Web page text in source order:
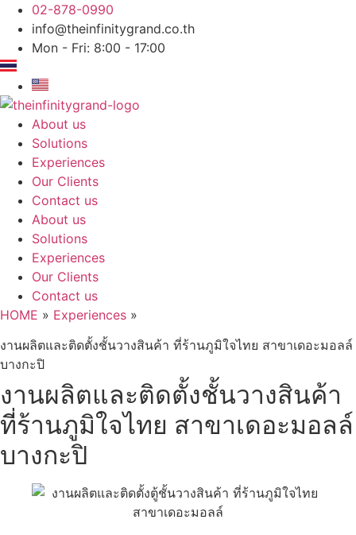
Skip
content
02-878-0990
info@theinfinitygrand.co.th
Mon - Fri: 8:00 - 17:00
About us
Solutions
Experiences
Our Clients
Contact us
About us
Solutions
Experiences
Our Clients
Contact us
HOME » Experiences »
งานผลิตและติดตั้งชั้นวางสินค้า ที่ร้านภูมิใจไทย สาขาเดอะมอลล์
บางกะปิ
งานผลิตและติดตั้งชั้นวางสินค้า
ที่ร้านภูมิใจไทย สาขาเดอะมอลล์
บางกะปิ